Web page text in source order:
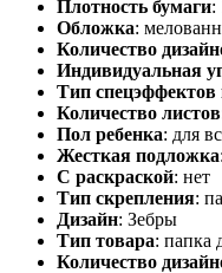
Плотность бумаги:
Обложка:
Количество
Индивидуальная
Тип спецэффектов
Количество листов
Пол ребенка: для
Жесткая подложка:
С раскраской: нет
Тип скрепления:
Дизайн: Зебры
Тип товара: папка
Количество